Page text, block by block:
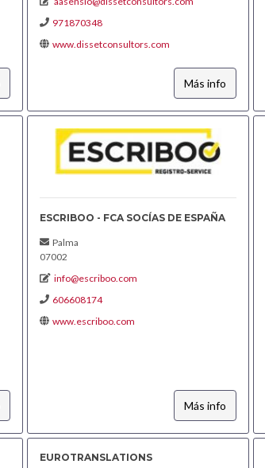
971870348
www.dissetconsultors.com
Más info
ESCRIBOO - FCA SOCÍAS DE ESPAÑA
Palma
07002
info@escriboo.com
606608174
www.escriboo.com
Más info
EUROTRANSLATIONS